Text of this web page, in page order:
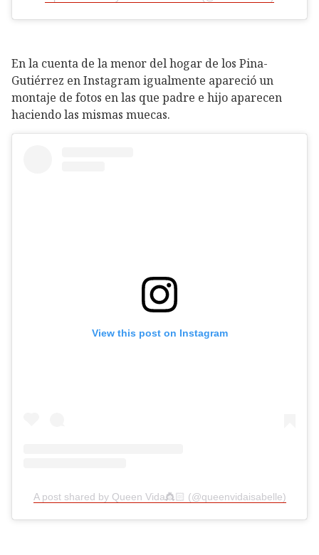
En la cuenta de la menor del hogar de los Pina-
Gutiérrez en Instagram igualmente apareció un
montaje de fotos en las que padre e hijo aparecen
haciendo las mismas muecas.
View this post on Instagram
A post shared by Queen Vida👸🏻 (@queenvidaisabelle)